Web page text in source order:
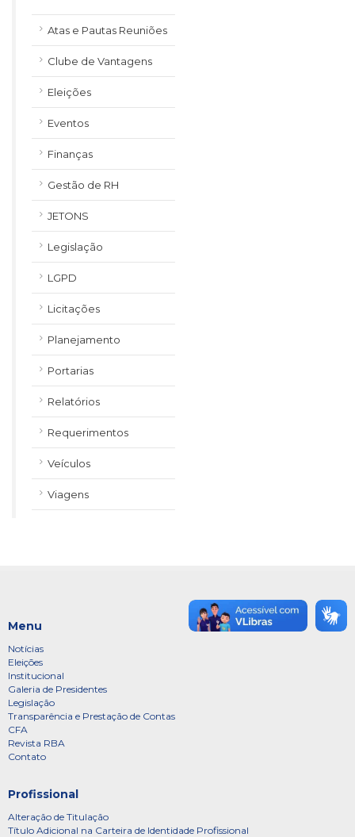
Atas e Pautas Reuniões
Clube de Vantagens
Eleições
Eventos
Finanças
Gestão de RH
JETONS
Legislação
LGPD
Licitações
Planejamento
Portarias
Relatórios
Requerimentos
Veículos
Viagens
Menu
Notícias
Eleições
Institucional
Galeria de Presidentes
Legislação
Transparência e Prestação de Contas
CFA
Revista RBA
Contato
Profissional
Alteração de Titulação
Título Adicional na Carteira de Identidade Profissional